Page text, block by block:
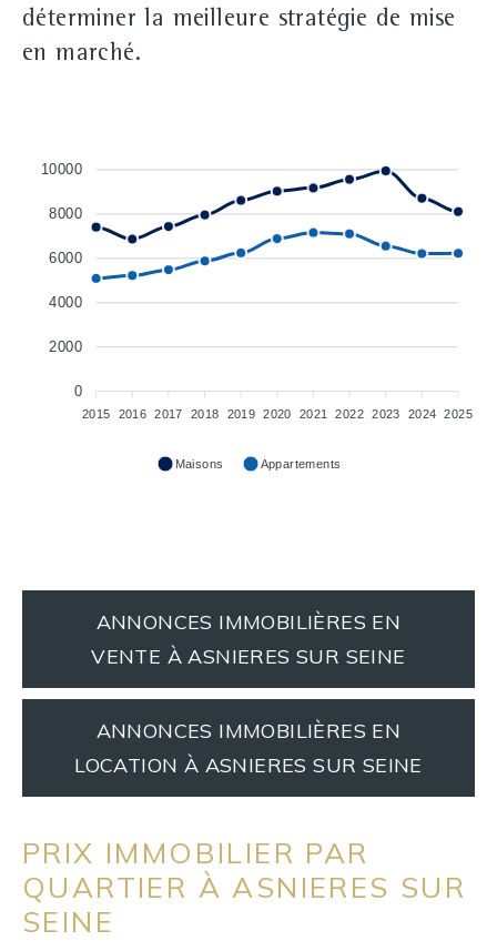
déterminer la meilleure stratégie de mise
en marché.
10000
8000
6000
4000
2000
0
2015 2016 2017 2018 2019 2020 2021 2022 2023 2024 2025
Maisons Appartements
ANNONCES IMMOBILIÈRES EN
VENTE À ASNIERES SUR SEINE
ANNONCES IMMOBILIÈRES EN
LOCATION À ASNIERES SUR SEINE
PRIX IMMOBILIER PAR
QUARTIER À ASNIERES SUR
SEINE